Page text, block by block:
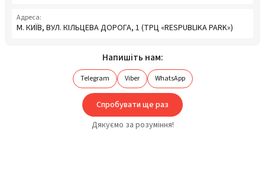
Адреса:
М. КИЇВ, ВУЛ. КІЛЬЦЕВА ДОРОГА, 1 (ТРЦ «RESPUBLIKA PARK»)
Напишіть нам:
Telegram Viber WhatsApp
Спробувати ще раз
Дякуємо за розуміння!